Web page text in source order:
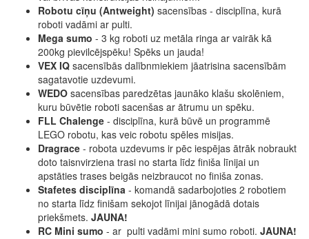
Robotu cīņu (Antweight) sacensības - disciplīna, kurā
roboti vadāmi ar pulti.
Mega sumo - 3 kg roboti uz metāla ringa ar vairāk kā
200kg pievilcējspēku! Spēks un jauda!
VEX IQ sacensībās dalībnmiekiem jāatrisina sacensībām
sagatavotie uzdevumi.
WEDO sacensības paredzētas jaunāko klašu skolēniem,
kuru būvētie roboti sacenšas ar ātrumu un spēku.
FLL Chalenge - disciplīna, kurā būvē un programmē
LEGO robotu, kas veic robotu spēles misijas.
Dragrace - robota uzdevums ir pēc iespējas ātrāk nobraukt
doto taisnvirziena trasi no starta līdz finiša līnijai un
apstāties trases beigās neizbraucot no finiša zonas.
Stafetes disciplīna - komandā sadarbojoties 2 robotiem
no starta līdz finišam sekojot līnijai jānogādā dotais
priekšmets. JAUNA!
RC Mini sumo - ar pulti vadāmi mini sumo roboti. JAUNA!